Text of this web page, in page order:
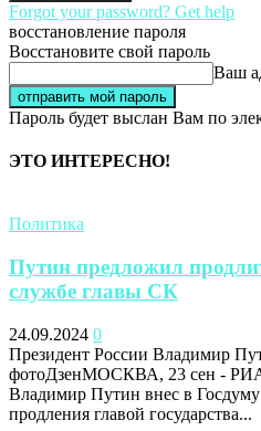
Forgot your password? Get help
восстановление пароля
Восстановите свой пароль
Ваш
Пароль будет выслан Вам по
ЭТО ИНТЕРЕСНО!
Политика
Путин предложил
службе главы СК
24.09.2024 0
Президент России Владимир
фотоДзенМОСКВА, 23 сен - РИА
Владимир Путин внес в
продления главой государства...